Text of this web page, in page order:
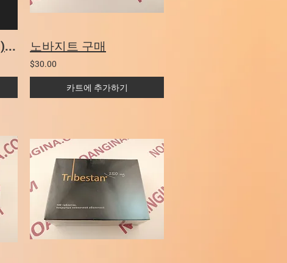
VAP 20(알프로스타딜) 구매 노바지트 구매
$30.00
카트에 추가하기